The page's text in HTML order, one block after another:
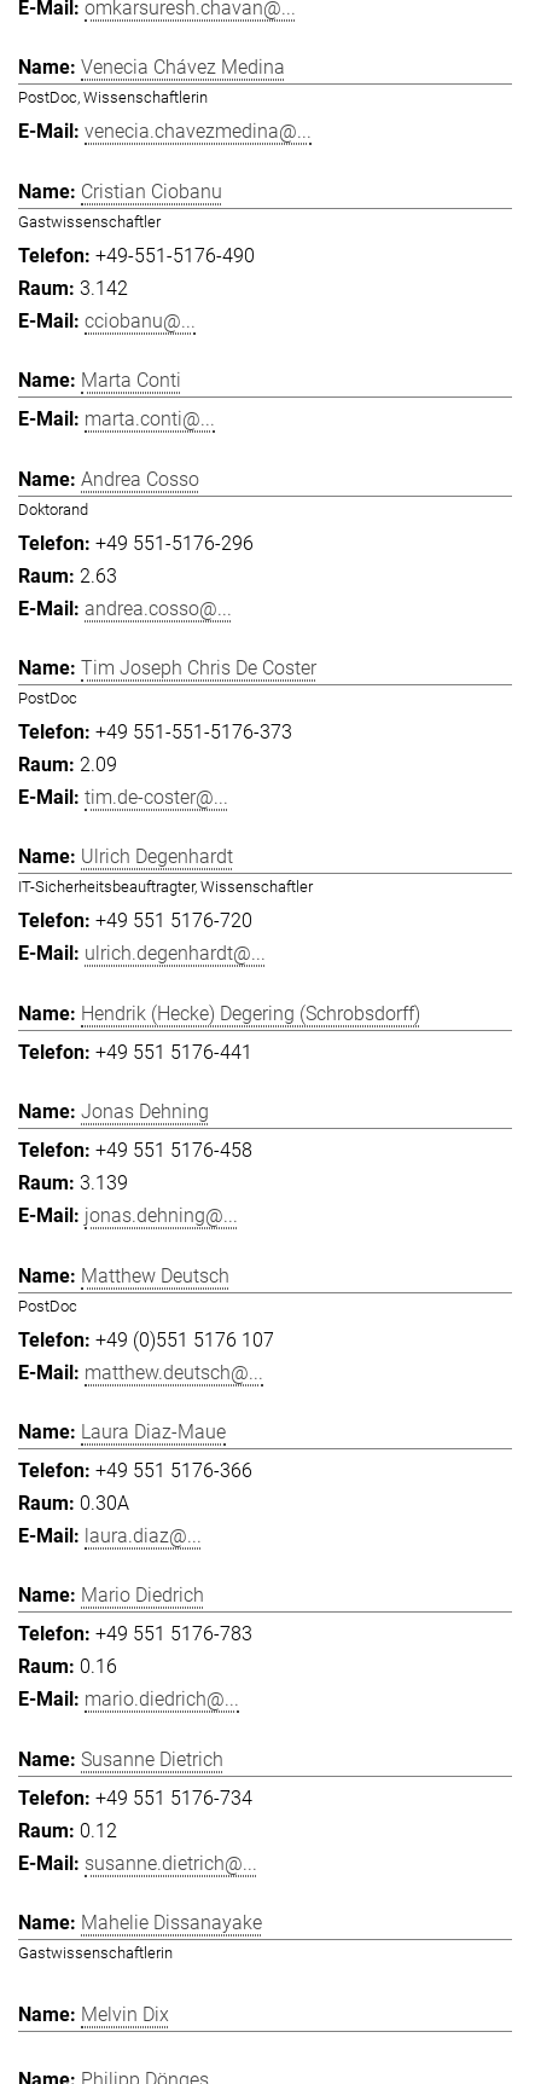
omkarsuresh.chavan@...
Venecia Chávez Medina
PostDoc, Wissenschaftlerin
venecia.chavezmedina@...
Cristian Ciobanu
Gastwissenschaftler
+49-551-5176-490
3.142
cciobanu@...
Marta Conti
marta.conti@...
Andrea Cosso
Doktorand
+49 551-5176-296
2.63
andrea.cosso@...
Tim Joseph Chris De Coster
PostDoc
+49 551-551-5176-373
2.09
tim.de-coster@...
Ulrich Degenhardt
IT-Sicherheitsbeauftragter, Wissenschaftler
+49 551 5176-720
ulrich.degenhardt@...
Hendrik (Hecke) Degering (Schrobsdorff)
+49 551 5176-441
Jonas Dehning
+49 551 5176-458
3.139
jonas.dehning@...
Matthew Deutsch
PostDoc
+49 (0)551 5176 107
matthew.deutsch@...
Laura Diaz-Maue
+49 551 5176-366
0.30A
laura.diaz@...
Mario Diedrich
+49 551 5176-783
0.16
mario.diedrich@...
Susanne Dietrich
+49 551 5176-734
0.12
susanne.dietrich@...
Mahelie Dissanayake
Gastwissenschaftlerin
Melvin Dix